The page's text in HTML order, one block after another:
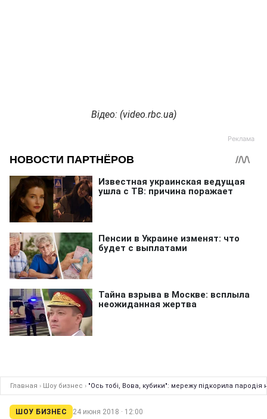
Відео: (video.rbc.ua)
Главная › Шоу бизнес › "Ось тобі, Вова, кубики": мережу підкорила
ШОУ БИЗНЕС 24 июня 2018 · 12:00